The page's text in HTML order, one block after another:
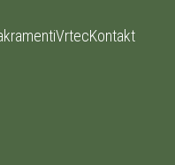
VrtecKontakt